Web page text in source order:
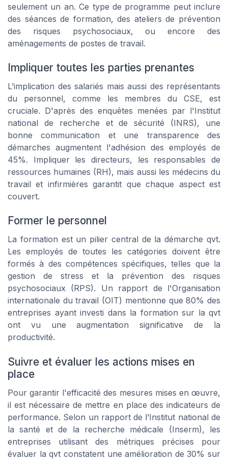
seulement un an. Ce type de programme peut inclure
des séances de formation, des ateliers de prévention
des risques psychosociaux, ou encore des
aménagements de postes de travail.
Impliquer toutes les parties prenantes
L’implication des salariés mais aussi des représentants
du personnel, comme les membres du CSE, est
cruciale. D'après des enquêtes menées par l'Institut
national de recherche et de sécurité (INRS), une
bonne communication et une transparence des
démarches augmentent l'adhésion des employés de
45%. Impliquer les directeurs, les responsables de
ressources humaines (RH), mais aussi les médecins du
travail et infirmières garantit que chaque aspect est
couvert.
Former le personnel
La formation est un pilier central de la démarche qvt.
Les employés de toutes les catégories doivent être
formés à des compétences spécifiques, telles que la
gestion de stress et la prévention des risques
psychosociaux (RPS). Un rapport de l'Organisation
internationale du travail (OIT) mentionne que 80% des
entreprises ayant investi dans la formation sur la qvt
ont vu une augmentation significative de la
productivité.
Suivre et évaluer les actions mises en
place
Pour garantir l'efficacité des mesures mises en œuvre,
il est nécessaire de mettre en place des indicateurs de
performance. Selon un rapport de l’Institut national de
la santé et de la recherche médicale (Inserm), les
entreprises utilisant des métriques précises pour
évaluer la qvt constatent une amélioration de 30% sur